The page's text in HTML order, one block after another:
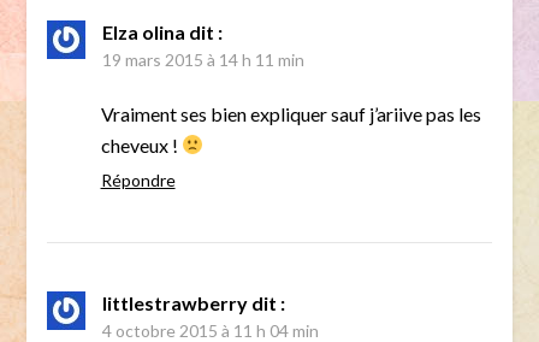
Elza olina dit :
19 mars 2015 à 14 h 11 min
Vraiment ses bien expliquer sauf j’ariive pas les
cheveux !
Répondre
littlestrawberry dit :
4 octobre 2015 à 11 h 04 min